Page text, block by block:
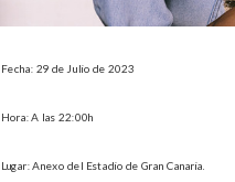
Fecha: 29 de Julio de 2023
Hora: A las 22:00h
Lugar: Anexo del Estadio de Gran Canaria.